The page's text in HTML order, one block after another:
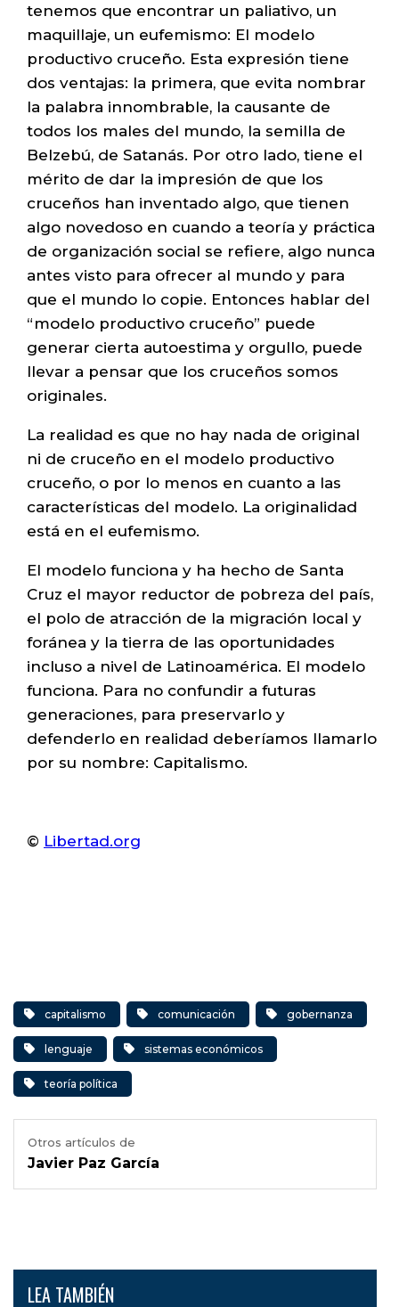
tenemos que encontrar un paliativo, un
maquillaje, un eufemismo: El modelo
productivo cruceño. Esta expresión tiene
dos ventajas: la primera, que evita nombrar
la palabra innombrable, la causante de
todos los males del mundo, la semilla de
Belzebú, de Satanás. Por otro lado, tiene el
mérito de dar la impresión de que los
cruceños han inventado algo, que tienen
algo novedoso en cuando a teoría y práctica
de organización social se refiere, algo nunca
antes visto para ofrecer al mundo y para
que el mundo lo copie. Entonces hablar del
“modelo productivo cruceño” puede
generar cierta autoestima y orgullo, puede
llevar a pensar que los cruceños somos
originales.
La realidad es que no hay nada de original
ni de cruceño en el modelo productivo
cruceño, o por lo menos en cuanto a las
características del modelo. La originalidad
está en el eufemismo.
El modelo funciona y ha hecho de Santa
Cruz el mayor reductor de pobreza del país,
el polo de atracción de la migración local y
foránea y la tierra de las oportunidades
incluso a nivel de Latinoamérica. El modelo
funciona. Para no confundir a futuras
generaciones, para preservarlo y
defenderlo en realidad deberíamos llamarlo
por su nombre: Capitalismo.
© Libertad.org
capitalismo comunicación gobernanza
lenguaje sistemas económicos
teoría política
Otros artículos de
Javier Paz García
LEA TAMBIÉN